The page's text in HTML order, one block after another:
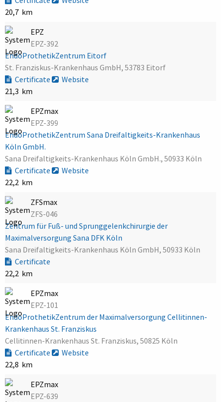
20,7 km
EPZ
EPZ-392
EndoProthetikZentrum Eitorf
St. Franziskus-Krankenhaus GmbH, 53783 Eitorf
Certificate
Website
21,3 km
EPZmax
EPZ-399
EndoProthetikZentrum Sana Dreifaltigkeits-Krankenhaus
Köln GmbH.
Sana Dreifaltigkeits-Krankenhaus Köln GmbH., 50933 Köln
Certificate
Website
22,2 km
ZFSmax
ZFS-046
Zentrum für Fuß- und Sprunggelenkchirurgie der
Maximalversorgung Sana DFK Köln
Sana Dreifaltigkeits-Krankenhaus Köln GmbH, 50933 Köln
Certificate
22,2 km
EPZmax
EPZ-101
EndoProthetikZentrum der Maximalversorgung Cellitinnen-
Krankenhaus St. Franziskus
Cellitinnen-Krankenhaus St. Franziskus, 50825 Köln
Certificate
Website
22,8 km
EPZmax
EPZ-639